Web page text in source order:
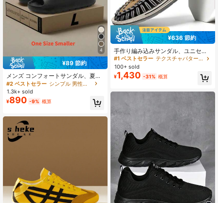
4
¥89 節約
メンズ コンフォートサンダル、夏用
アウトドア 2025年新作 厚底スリッ
ポン、耐久性のあるEVAビーチサン
ダル (1サイズ上をオススメします)
#2 ベストセラー
シンプル 男性用サンダル
1.3k+ sold
¥890 -9% 概算
¥636 節約
手作り編み込みサンダル、ユニセッ
クス夏用ビーチシューズ、男女兼用
アウトドアローマン両用オープント
ゥ通気性スリッポン、カジュアルド
ライビング、中空デザイン、水上ス
ポーツ、ハイキング、滑り止め、旅
行
#1 ベストセラー
テクスチャパターン 男性用サンダル
100+ sold
¥1,430 -31% 概算